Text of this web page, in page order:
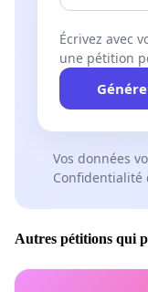
Écrivez avec
une pétition
Vos données
Confidentialité
Autres pétitions qui